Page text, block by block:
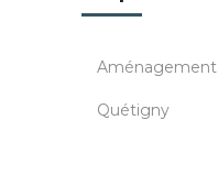
Aménagement
Quétigny